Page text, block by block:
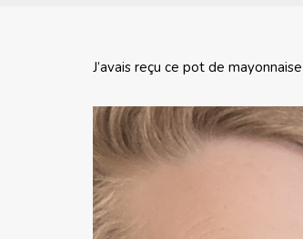
J’avais reçu ce pot de